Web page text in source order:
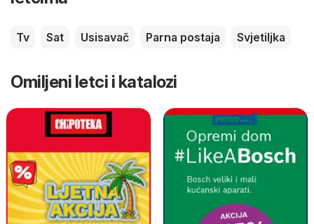
Tv Sat Usisavač Parna postaja Svjetiljka
Omiljeni letci i katalozi